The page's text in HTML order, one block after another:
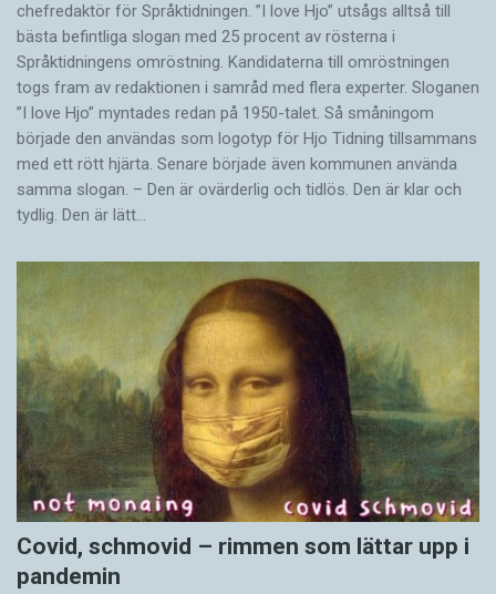
chefredaktör för Språktidningen. ”I love Hjo” utsågs alltså till
bästa befintliga slogan med 25 procent av rösterna i
Språktidningens omröstning. Kandidaterna till omröstningen
togs fram av redaktionen i samråd med flera experter. Sloganen
”I love Hjo” myntades redan på 1950-talet. Så småningom
började den användas som logotyp för Hjo Tidning tillsammans
med ett rött hjärta. Senare började även kommunen använda
samma slogan. – Den är ovärderlig och tidlös. Den är klar och
tydlig. Den är lätt…
Covid, schmovid – rimmen som lättar upp i
pandemin